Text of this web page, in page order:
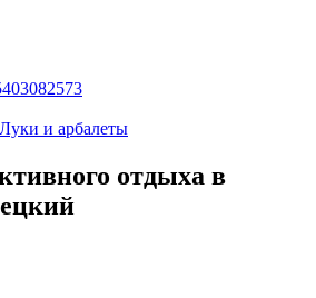
отдыха в